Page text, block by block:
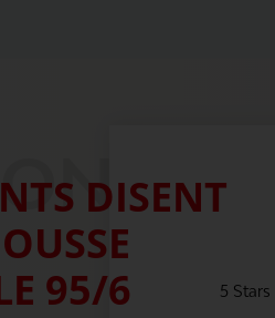
DISENT
95/6
5 Stars